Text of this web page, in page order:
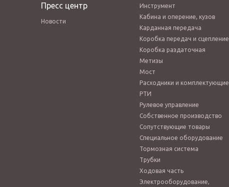
Пресс центр
Новости
Инструмент
Кабина и оперение, кузов
Карданная передача
Коробка передач и сцепление
Коробка раздаточная
Метизы
Мост
Расходники и комплектующие
РТИ
Рулевое управление
Собственное производство
Сопутствующие товары
Специальное оборудование
Тормозная система
Трубки
Ходовая часть
Электрооборудование,